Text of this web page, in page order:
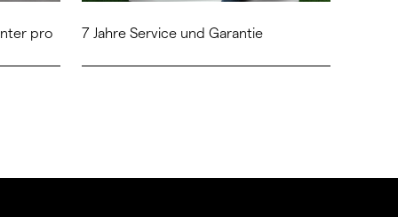
pro 7 Jahre Service und Garantie